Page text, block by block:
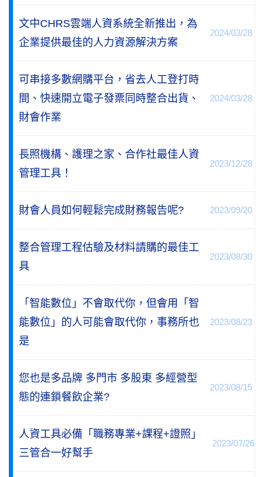
文中CHRS雲端人資系統全新推出，為
企業提供最佳的人力資源解決方案
2024/03/28
可串接多數網購平台，省去人工登打時
間、快速開立電子發票同時整合出貨、
財會作業
2024/03/28
長照機構、護理之家、合作社最佳人資
管理工具！
2023/12/28
財會人員如何輕鬆完成財務報告呢? 2023/09/20
整合管理工程估驗及材料請購的最佳工
具
2023/08/30
「智能數位」不會取代你，但會用「智
能數位」的人可能會取代你，事務所也
是
2023/08/23
您也是多品牌 多門市 多股東 多經營型
態的連鎖餐飲企業?
2023/08/15
人資工具必備「職務專業+課程+證照」
三管合一好幫手
2023/07/26